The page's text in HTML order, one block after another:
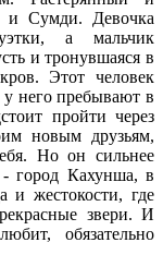
и Сумди. Девочка
а мальчик
и тронувшаяся в
Этот человек
у него пребывают в
пройти через
новым друзьям,
Но он сильнее
- город Кахунша, в
и жестокости, где
звери. И
обязательно